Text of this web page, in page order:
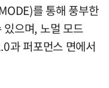
를 통해 풍부한
으며, 노멀 모드
과 퍼포먼스 면에서